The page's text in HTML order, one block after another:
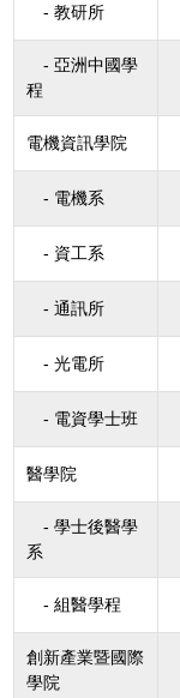
- 教研所
- 亞洲中國學
程
電機資訊學院
- 電機系
- 資工系
- 通訊所
- 光電所
- 電資學士班
醫學院
- 學士後醫學
系
- 組醫學程
創新產業暨國際
學院